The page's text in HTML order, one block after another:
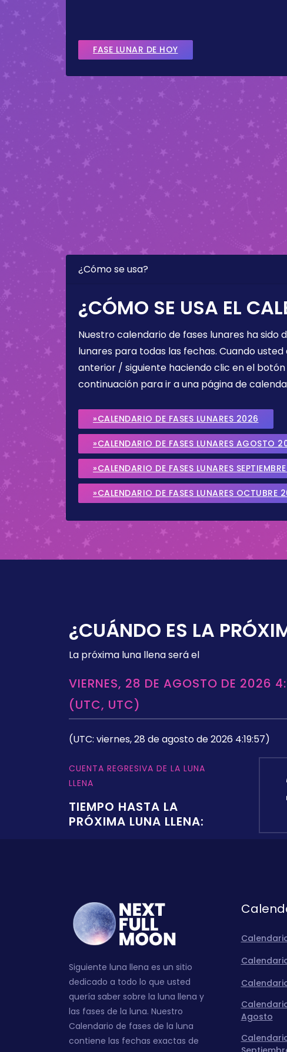
FASE LUNAR DE HOY
¿Cómo se usa?
¿CÓMO SE USA EL
Nuestro calendario de fases lunares ha
lunares para todas las fechas. Cuando
anterior / siguiente haciendo clic en el
continuación para ir a una página de
»CALENDARIO DE FASES LUNARES 2026
»CALENDARIO DE FASES LUNARES AGOSTO
»CALENDARIO DE FASES LUNARES
»CALENDARIO DE FASES LUNARES OCTUBRE
¿CUÁNDO ES LA
La próxima luna llena será el
VIERNES, 28 DE AGOSTO DE 2026
(UTC, UTC)
(UTC: viernes, 28 de agosto de 2026 4:19:57)
CUENTA REGRESIVA DE LA LUNA
LLENA
TIEMPO HASTA LA
PRÓXIMA LUNA LLENA:
Siguiente luna llena es un sitio
dedicado a todo lo que usted
quería saber sobre la luna llena y
las fases de la luna. Nuestro
Calendario de fases de la luna
contiene las fechas exactas de
Agosto